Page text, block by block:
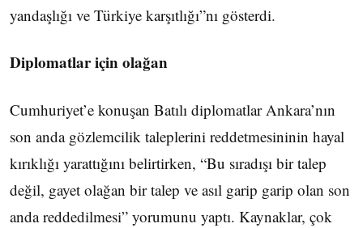
yandaşlığı ve Türkiye karşıtlığı”nı gösterdi.
Diplomatlar için olağan
Cumhuriyet’e konuşan Batılı diplomatlar Ankara’nın
son anda gözlemcilik taleplerini reddetmesininin hayal
kırıklığı yarattığını belirtirken, “Bu sıradışı bir talep
değil, gayet olağan bir talep ve asıl garip garip olan son
anda reddedilmesi” yorumunu yaptı. Kaynaklar, çok